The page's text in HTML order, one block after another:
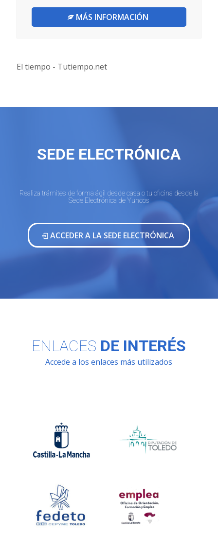
MÁS INFORMACIÓN
El tiempo - Tutiempo.net
SEDE ELECTRÓNICA
Realiza trámites de forma ágil desde casa o tu oficina desde la
Sede Electrónica de Yuncos
ACCEDER A LA SEDE ELECTRÓNICA
ENLACES DE INTERÉS
Accede a los enlaces más utilizados